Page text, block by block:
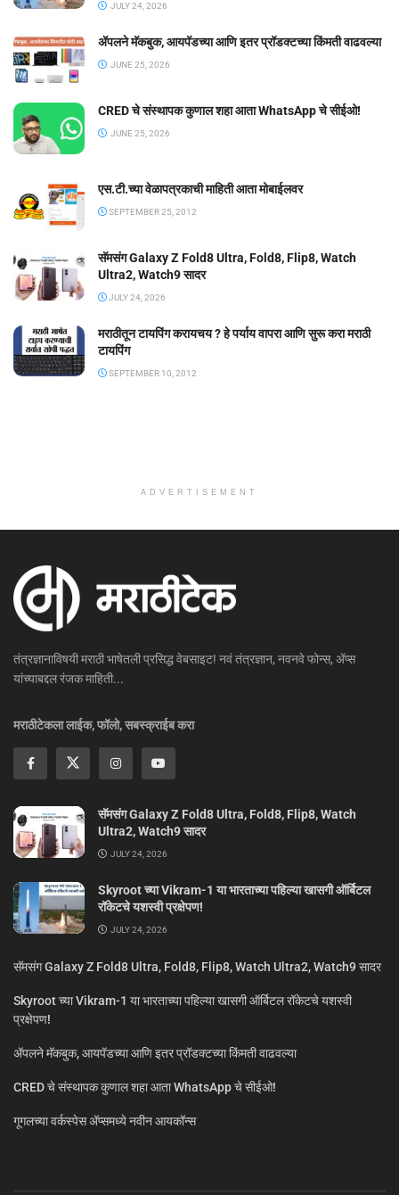
JULY 24, 2026
ॲपलने मॅकबुक, आयपॅडच्या आणि इतर प्रॉडक्टच्या किंमती वाढवल्या
JUNE 25, 2026
CRED चे संस्थापक कुणाल शहा आता WhatsApp चे सीईओ!
JUNE 25, 2026
एस.टी.च्या वेळापत्रकाची माहिती आता मोबाईलवर
SEPTEMBER 25, 2012
सॅमसंग Galaxy Z Fold8 Ultra, Fold8, Flip8, Watch
Ultra2, Watch9 सादर
JULY 24, 2026
मराठीतून टायपिंग करायचय ? हे पर्याय वापरा आणि सुरू करा मराठी
टायपिंग
SEPTEMBER 10, 2012
ADVERTISEMENT
तंत्रज्ञानाविषयी मराठी भाषेतली प्रसिद्ध वेबसाइट! नवं तंत्रज्ञान, नवनवे फोन्स, ॲप्स
यांच्याबद्दल रंजक माहिती...
मराठीटेकला लाईक, फॉलो, सबस्क्राईब करा
सॅमसंग Galaxy Z Fold8 Ultra, Fold8, Flip8, Watch
Ultra2, Watch9 सादर
JULY 24, 2026
Skyroot च्या Vikram-1 या भारताच्या पहिल्या खासगी ऑर्बिटल
रॉकेटचे यशस्वी प्रक्षेपण!
JULY 24, 2026
सॅमसंग Galaxy Z Fold8 Ultra, Fold8, Flip8, Watch Ultra2, Watch9 सादर
Skyroot च्या Vikram-1 या भारताच्या पहिल्या खासगी ऑर्बिटल रॉकेटचे यशस्वी
प्रक्षेपण!
ॲपलने मॅकबुक, आयपॅडच्या आणि इतर प्रॉडक्टच्या किंमती वाढवल्या
CRED चे संस्थापक कुणाल शहा आता WhatsApp चे सीईओ!
गूगलच्या वर्कस्पेस अ‍ॅप्समध्ये नवीन आयकॉन्स